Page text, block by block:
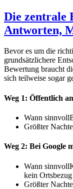
Die zentrale
Antworten,
Bevor es um die
grundsätzlichere
Bewertung braucht
sich teilweise sogar
Weg 1: Öffentlich
Wann sinnvoll
Größter
Weg 2: Bei Google
Wann sinnvoll
kein Ortsbezug
Größter